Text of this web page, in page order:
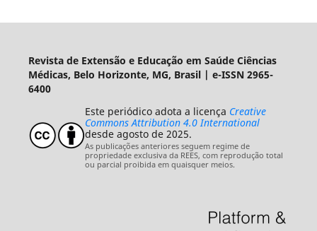
Revista de Extensão e Educação em Saúde Ciências
Médicas, Belo Horizonte, MG, Brasil | e-ISSN 2965-
6400
Este periódico adota a licença Creative
Commons Attribution 4.0 International
desde agosto de 2025.
As publicações anteriores seguem regime de
propriedade exclusiva da REES, com reprodução total
ou parcial proibida em quaisquer meios.